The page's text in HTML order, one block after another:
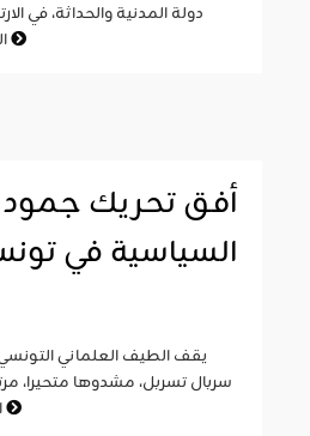
دولة المدنية والحداثة، في
أفق تحريك جمود
السياسية في
يقف الطيف العلماني
سربال تسربل، مشدوها متحيرا،